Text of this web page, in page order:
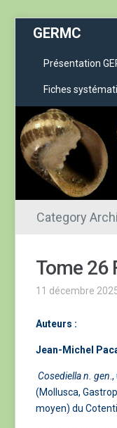
GERMC
Présentation
Fiches
Category
Tome 26
11 décembre
Auteurs :
Jean-Michel
Cosediella n. gen
(Mollusca,
moyen) du